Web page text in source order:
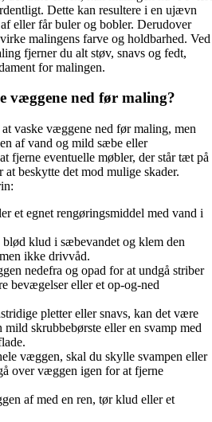
Dette kan resultere i en ujævn
eller får buler og bobler. Derudover
malingens farve og holdbarhed. Ved
fjerner du alt støv, snavs og fedt,
for malingen.
væggene ned før maling?
vaske væggene ned før maling, men
af vand og mild sæbe eller
fjerne eventuelle møbler, der står tæt på
beskytte det mod mulige skader.
et egnet rengøringsmiddel med vand i
klud i sæbevandet og klem den
ikke drivvåd.
nedefra og opad for at undgå striber
bevægelser eller et op-og-ned
pletter eller snavs, kan det være
skrubbebørste eller en svamp med
væggen, skal du skylle svampen eller
over væggen igen for at fjerne
af med en ren, tør klud eller et